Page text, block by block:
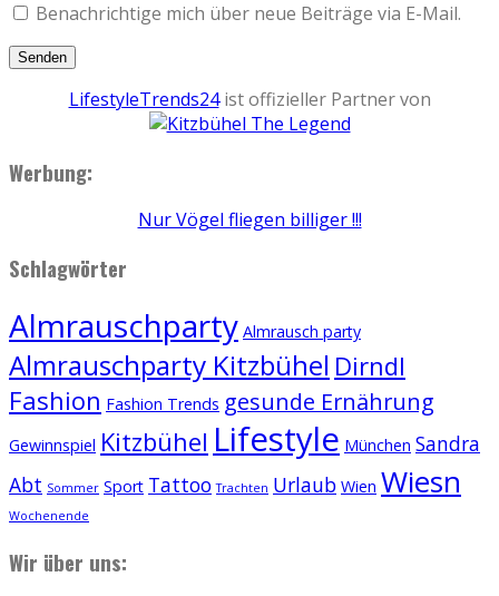
Benachrichtige mich über neue Beiträge via E-Mail.
LifestyleTrends24ist offizieller Partner von
Werbung:
Nur Vögel fliegen billiger !!!
Schlagwörter
Almrauschparty Almrausch party
Almrauschparty Kitzbühel Dirndl
Fashion Fashion Trends gesunde Ernährung
Gewinnspiel Kitzbühel Lifestyle München Sandra
Abt Sommer Sport Tattoo Trachten Urlaub Wien Wiesn
Wochenende
Wir über uns: